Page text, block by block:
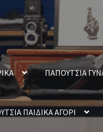
ΠΑΠΟΥΤΣΙΑ
ΠΑΙΔΙΚΑ ΑΓΟΡΙ